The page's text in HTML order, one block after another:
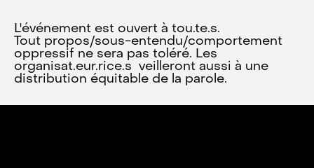
L'événement est ouvert à tou.te.s.
Tout propos/sous-entendu/comportement
oppressif ne sera pas toléré. Les
organisat.eur.rice.s veilleront aussi à une
distribution équitable de la parole.